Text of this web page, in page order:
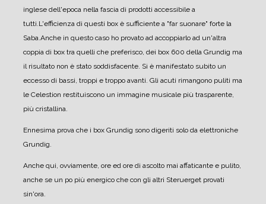
inglese dell'epoca nella fascia di prodotti accessibile a
tutti.L'efficienza di questi box è sufficiente a "far suonare" forte la
Saba.Anche in questo caso ho provato ad accoppiarlo ad un'altra
coppia di box tra quelli che preferisco, dei box 600 della Grundig ma
il risultato non è stato soddisfacente. Si è manifestato subito un
eccesso di bassi, troppi e troppo avanti. Gli acuti rimangono puliti ma
le Celestion restituiscono un immagine musicale più trasparente,
più cristallina.
Ennesima prova che i box Grundig sono digeriti solo da elettroniche
Grundig.
Anche qui, ovviamente, ore ed ore di ascolto mai affaticante e pulito,
anche se un po più energico che con gli altri Steruerget provati
sin'ora.